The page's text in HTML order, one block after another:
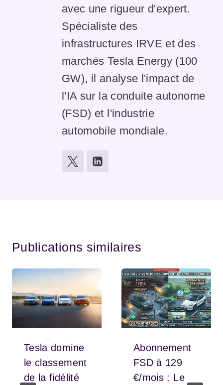
avec une rigueur d'expert.
Spécialiste des
infrastructures IRVE et des
marchés Tesla Energy (100
GW), il analyse l'impact de
l'IA sur la conduite autonome
(FSD) et l'industrie
automobile mondiale.
Publications similaires
Tesla domine
le classement
de la fidélité
Abonnement
FSD à 129
€/mois : Le